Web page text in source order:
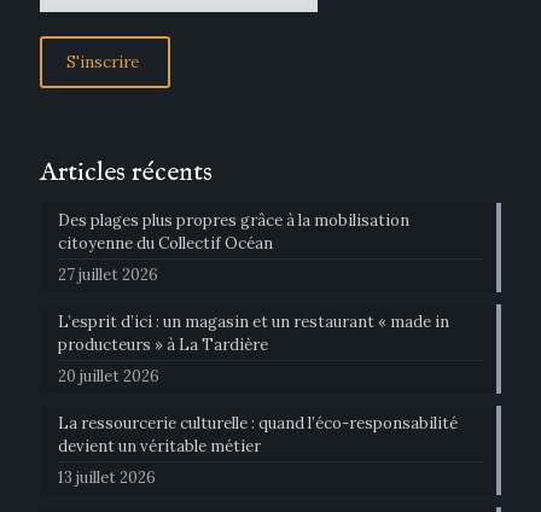
Articles récents
Des plages plus propres grâce à la mobilisation
citoyenne du Collectif Océan
27 juillet 2026
L’esprit d’ici : un magasin et un restaurant « made in
producteurs » à La Tardière
20 juillet 2026
La ressourcerie culturelle : quand l’éco-responsabilité
devient un véritable métier
13 juillet 2026